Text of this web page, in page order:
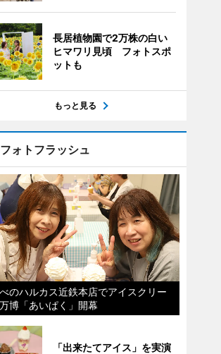
長居植物園で2万株の白い
ヒマワリ見頃 フォトスポ
ットも
もっと見る
フォトフラッシュ
のハルカス近鉄本店でアイスクリー
博「あいぱく」開幕
「出来たてアイス」を実演